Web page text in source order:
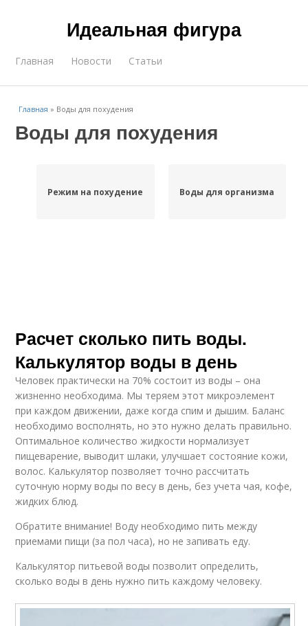
Идеальная фигура
Главная Новости Статьи
Главная » Воды для похудения
Воды для похудения
Режим на похудение Воды для организма
Расчет сколько пить воды.
Калькулятор воды в день
Человек практически на 70% состоит из воды – она
жизненно необходима. Мы теряем этот микроэлемент
при каждом движении, даже когда спим и дышим. Баланс
необходимо восполнять, но это нужно делать правильно.
Оптимальное количество жидкости нормализует
пищеварение, выводит шлаки, улучшает состояние кожи,
волос. Калькулятор позволяет точно рассчитать
суточную норму воды по весу в день, без учета чая, кофе,
жидких блюд.
Обратите внимание! Воду необходимо пить между
приемами пищи (за пол часа), но не запивать еду.
Калькулятор питьевой воды позволит определить,
сколько воды в день нужно пить каждому человеку.